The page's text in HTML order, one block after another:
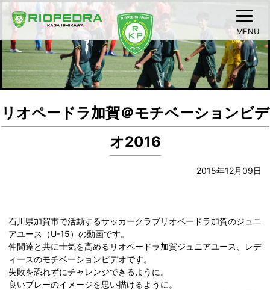
MENU
リオペードラ加賀＠モチベーションビデ
オ2016
2015年12月09日
石川県加賀市で活動するサッカークラブリオペードラ加賀のジュニ
アユース（U-15）の動画です。
仲間達と共に士気を高めるリオペードラ加賀ジュニアユース、レデ
ィースのモチベーションビデオです。
失敗を恐れずにチャレンジできるように。
良いプレーのイメージを思い描けるように。